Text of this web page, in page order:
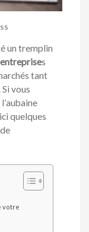
un tremplin
s
tant
vous
quelques
votre